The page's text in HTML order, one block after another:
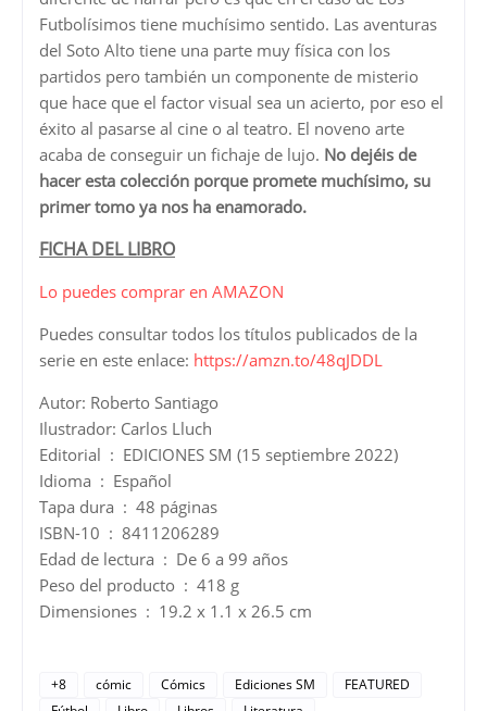
Futbolísimos tiene muchísimo sentido. Las aventuras
del Soto Alto tiene una parte muy física con los
partidos pero también un componente de misterio
que hace que el factor visual sea un acierto, por eso el
éxito al pasarse al cine o al teatro. El noveno arte
acaba de conseguir un fichaje de lujo. No dejéis de
hacer esta colección porque promete muchísimo, su
primer tomo ya nos ha enamorado.
FICHA DEL LIBRO
Lo puedes comprar en AMAZON
Puedes consultar todos los títulos publicados de la
serie en este enlace: https://amzn.to/48qJDDL
Autor: Roberto Santiago
Ilustrador: Carlos Lluch
Editorial ‏ : ‎ EDICIONES SM (15 septiembre 2022)
Idioma ‏ : ‎ Español
Tapa dura ‏ : ‎ 48 páginas
ISBN-10 ‏ : ‎ 8411206289
Edad de lectura ‏ : ‎ De 6 a 99 años
Peso del producto ‏ : ‎ 418 g
Dimensiones ‏ : ‎ 19.2 x 1.1 x 26.5 cm
+8 cómic Cómics Ediciones SM
FEATURED